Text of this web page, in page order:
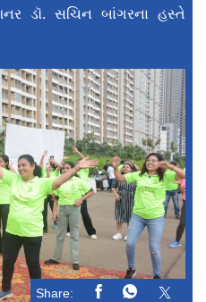
ડૉ. સચિન બાંગરના હસ્તે
Share: